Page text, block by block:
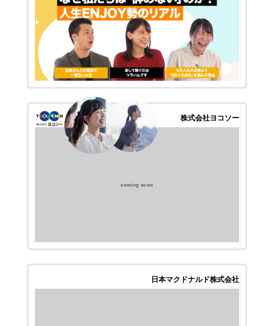
株式会社ヨコソー
coming soon
日本マクドナルド株式会社